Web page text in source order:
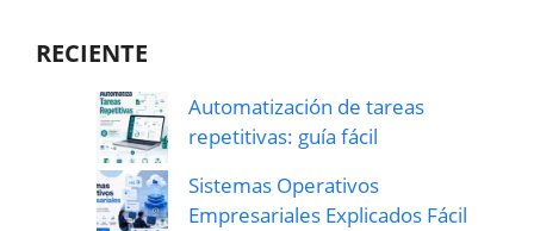
RECIENTE
Automatización de tareas
repetitivas: guía fácil
Sistemas Operativos
Empresariales Explicados Fácil